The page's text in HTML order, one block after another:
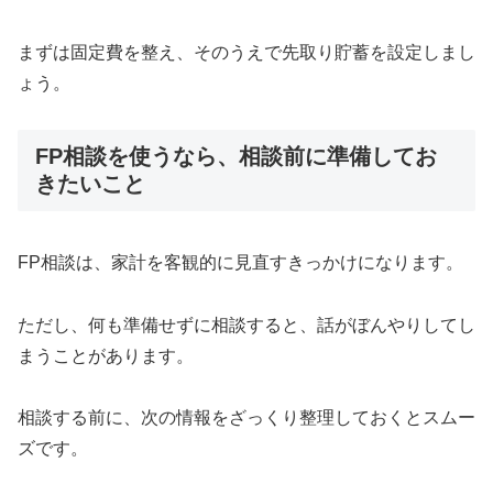
まずは固定費を整え、そのうえで先取り貯蓄を設定しまし
ょう。
FP相談を使うなら、相談前に準備してお
きたいこと
FP相談は、家計を客観的に見直すきっかけになります。
ただし、何も準備せずに相談すると、話がぼんやりしてし
まうことがあります。
相談する前に、次の情報をざっくり整理しておくとスムー
ズです。